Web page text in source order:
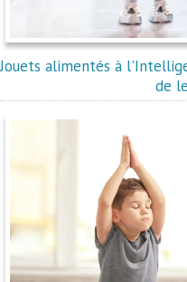
Jouets alimentés à
de